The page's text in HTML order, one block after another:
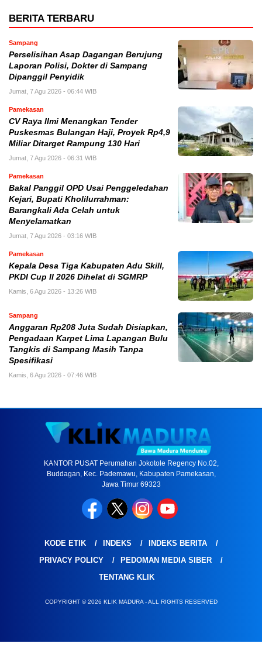
BERITA TERBARU
Sampang
Perselisihan Asap Dagangan Berujung
Laporan Polisi, Dokter di Sampang
Dipanggil Penyidik
Jumat, 7 Agu 2026 - 06:44 WIB
Pamekasan
CV Raya Ilmi Menangkan Tender
Puskesmas Bulangan Haji, Proyek Rp4,9
Miliar Ditarget Rampung 130 Hari
Jumat, 7 Agu 2026 - 06:31 WIB
Pamekasan
Bakal Panggil OPD Usai Penggeledahan
Kejari, Bupati Kholilurrahman:
Barangkali Ada Celah untuk
Menyelamatkan
Jumat, 7 Agu 2026 - 03:16 WIB
Pamekasan
Kepala Desa Tiga Kabupaten Adu Skill,
PKDI Cup II 2026 Dihelat di SGMRP
Kamis, 6 Agu 2026 - 13:26 WIB
Sampang
Anggaran Rp208 Juta Sudah Disiapkan,
Pengadaan Karpet Lima Lapangan Bulu
Tangkis di Sampang Masih Tanpa
Spesifikasi
Kamis, 6 Agu 2026 - 07:46 WIB
KANTOR PUSAT Perumahan Jokotole Regency No.02,
Buddagan, Kec. Pademawu, Kabupaten Pamekasan,
Jawa Timur 69323
KODE ETIK INDEKS
INDEKS BERITA
PRIVACY POLICY
PEDOMAN MEDIA SIBER
TENTANG KLIK
COPYRIGHT © 2026 KLIK MADURA - ALL RIGHTS RESERVED